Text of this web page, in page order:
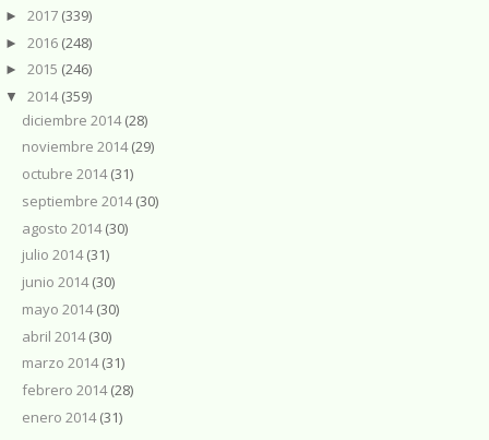
► 2017 (339)
► 2016 (248)
► 2015 (246)
▼ 2014(359)
diciembre 2014(28)
noviembre 2014(29)
octubre 2014(31)
septiembre 2014(30)
agosto 2014(30)
julio 2014(31)
junio 2014(30)
mayo 2014(30)
abril 2014(30)
marzo 2014(31)
febrero 2014(28)
enero 2014(31)